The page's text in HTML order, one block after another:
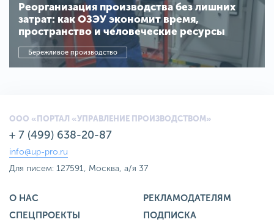
Реорганизация производства без лишних
затрат: как ОЗЭУ экономит время,
пространство и человеческие ресурсы
Бережливое производство
ООО «ПОРТАЛ «УПРАВЛЕНИЕ ПРОИЗВОДСТВОМ»
+ 7 (499) 638-20-87
info@up-pro.ru
Для писем: 127591, Москва, а/я 37
О НАС
РЕКЛАМОДАТЕЛЯМ
СПЕЦПРОЕКТЫ
ПОДПИСКА